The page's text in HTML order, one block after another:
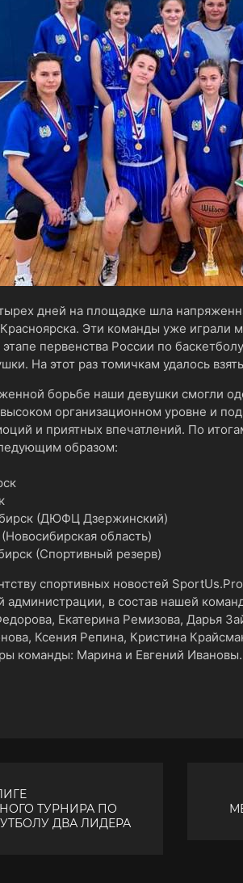
дней на площадке шла
Эти команды уже играли
первенства России по
На этот раз томичкам удалось
борьбе наши девушки смогли
организационном уровне и
и приятных впечатлений. По
образом:
(ДЮФЦ Дзержинский)
область)
(Спортивный резерв)
спортивных новостей
администрации, в состав нашей
Екатерина Ремизова, Дарья
Ксения Репина, Кристина
команды: Марина и Евгений Ивановы.
ТУРНИРА ПО
ДВА ЛИДЕРА